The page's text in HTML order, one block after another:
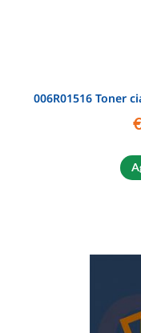
006R01516 Toner